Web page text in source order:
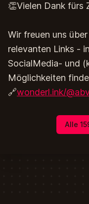
👏Vielen Dank fürs
Wir freuen uns
relevanten Links -
SocialMedia- und
Möglichkeiten
🔗wonderl.ink/
Alle